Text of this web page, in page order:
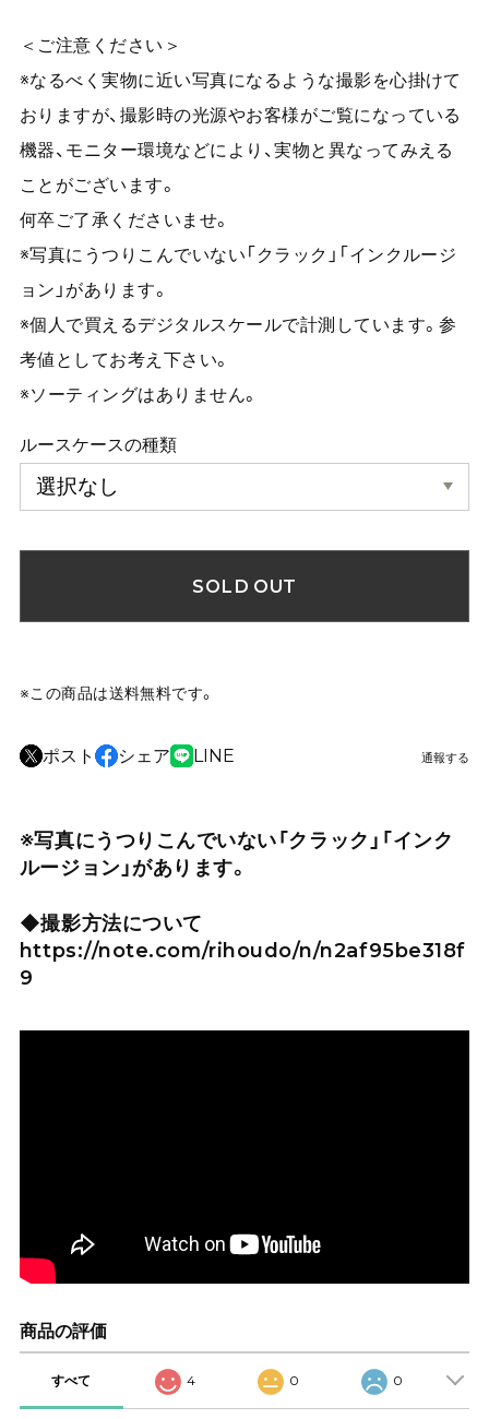
＜ご注意ください＞
※なるべく実物に近い写真になるような撮影を心掛けて
おりますが、撮影時の光源やお客様がご覧になっている
機器、モニター環境などにより、実物と異なってみえる
ことがございます。
何卒ご了承くださいませ。
※写真にうつりこんでいない「クラック」「インクルージ
ョン」があります。
※個人で買えるデジタルスケールで計測しています。参
考値としてお考え下さい。
※ソーティングはありません。
ルースケースの種類
SOLD OUT
※この商品は送料無料です。
ポスト シェア LINE 通報する
※写真にうつりこんでいない「クラック」「インク
ルージョン」があります。
◆撮影方法について
https://note.com/rihoudo/n/n2af95be318f
9
商品の評価
すべて 4 0 0